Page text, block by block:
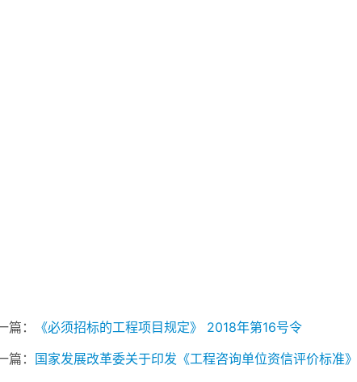
篇：
《必须招标的工程项目规定》 2018年第16号令
篇： 国家发展改革委关于印发《工程咨询单位资信评价标准